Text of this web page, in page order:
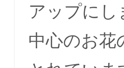
アップにし
中心のお花